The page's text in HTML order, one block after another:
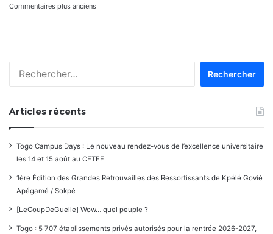
Navigation
commentaires
Commentaires plus anciens
Articles récents
Togo Campus Days : Le nouveau rendez-vous de l’excellence universitaire
les 14 et 15 août au CETEF
1ère Édition des Grandes Retrouvailles des Ressortissants de Kpélé Govié
Apégamé / Sokpé
[LeCoupDeGuelle] Wow… quel peuple ?
Togo : 5 707 établissements privés autorisés pour la rentrée 2026-2027,